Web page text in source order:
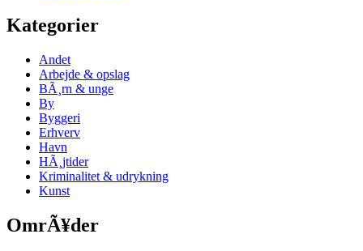
Kategorier
Andet
Arbejde & opslag
BÃ¸rn & unge
By
Byggeri
Erhverv
Havn
HÃ¸jtider
Kriminalitet & udrykning
Kunst
OmrÃ¥der